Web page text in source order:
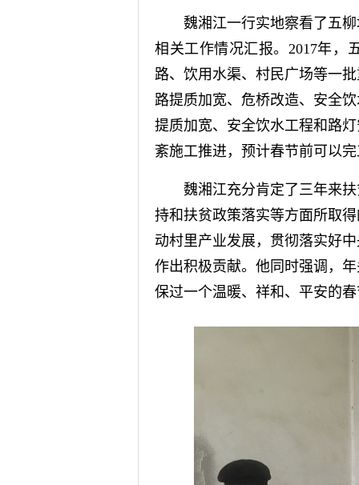
魏湘江一行实地察看了五柳
相关工作情况汇报。2017年，
路、饮用水渠、村民广场等一
路提质加宽、危桥改造、安全
提质加宽、安全饮水工程和路
紊施工推进，预计春节前可以
魏湘江充分肯定了三年来扶
持和扶贫政策落实等方面所取
动村里产业发展，贯彻落实好
作出积极贡献。他同时强调，
保过一个温暖、祥和、平安的